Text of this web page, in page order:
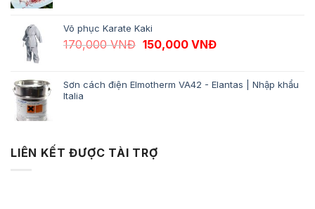
Võ phục Karate Kaki
170,000VNĐ Giá gốc là: 170,000 VNĐ.
150,000 VNĐGiá hiện tại là:
Sơn cách điện Elmotherm VA42 - Elantas | Nhập khẩu
Italia
LIÊN KẾT ĐƯỢC TÀI TRỢ